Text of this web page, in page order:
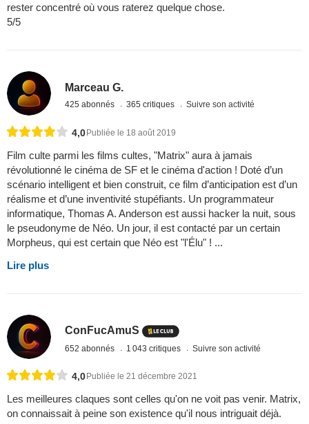
rester concentré où vous raterez quelque chose.
5/5
Marceau G.
425 abonnés 365 critiques Suivre son activité
4,0 Publiée le 18 août 2019
Film culte parmi les films cultes, "Matrix" aura à jamais
révolutionné le cinéma de SF et le cinéma d'action ! Doté d’un
scénario intelligent et bien construit, ce film d’anticipation est d’un
réalisme et d’une inventivité stupéfiants. Un programmateur
informatique, Thomas A. Anderson est aussi hacker la nuit, sous
le pseudonyme de Néo. Un jour, il est contacté par un certain
Morpheus, qui est certain que Néo est "l'Élu" ! ...
Lire plus
ConFucAmuS
652 abonnés 1 043 critiques Suivre son activité
4,0 Publiée le 21 décembre 2021
Les meilleures claques sont celles qu'on ne voit pas venir. Matrix,
on connaissait à peine son existence qu'il nous intriguait déjà.